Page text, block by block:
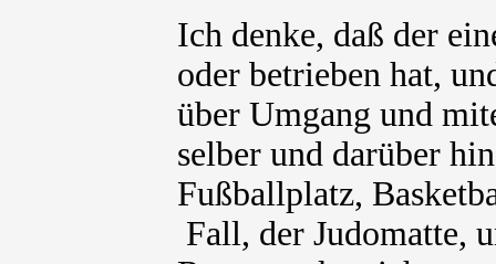
Ich denke, daß der
oder betrieben hat,
über Umgang und
selber und darüber
Fußballplatz,
Fall, der Judomatte,